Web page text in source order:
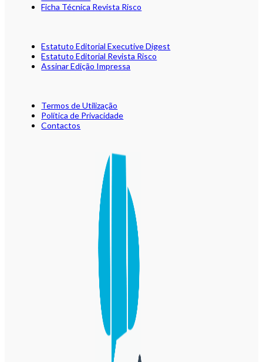
Ficha Técnica Revista Risco
Estatuto Editorial Executive Digest
Estatuto Editorial Revista Risco
Assinar Edição Impressa
Termos de Utilização
Política de Privacidade
Contactos